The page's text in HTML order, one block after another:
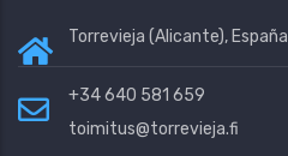
Torrevieja (Alicante), España
+34 640 581 659
toimitus@torrevieja.fi